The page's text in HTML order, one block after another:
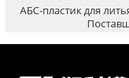
АБС-пластик для